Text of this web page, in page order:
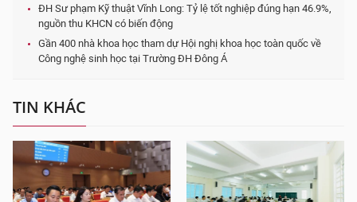
ĐH Sư phạm Kỹ thuật Vĩnh Long: Tỷ lệ tốt nghiệp đúng hạn 46.9%,
nguồn thu KHCN có biến động
Gần 400 nhà khoa học tham dự Hội nghị khoa học toàn quốc về
Công nghệ sinh học tại Trường ĐH Đông Á
TIN KHÁC